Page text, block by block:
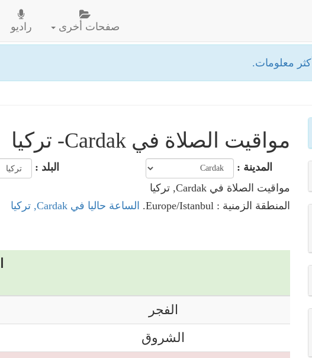
أكثر معلومات.
راديو صفحات أخرى
مواقيت الصلاة في Cardak- تركيا
البلد :
المدينة :
مواقيت الصلاة في Cardak, تركيا
المنطقة الزمنية : Europe/Istanbul.
الساعة حاليا في Cardak, تركيا
الفجر
الشروق